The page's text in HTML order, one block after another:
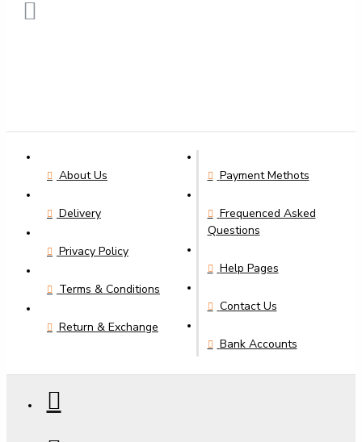
About Us
Delivery
Privacy Policy
Terms & Conditions
Return & Exchange
Payment Methots
Frequenced Asked
Questions
Help Pages
Contact Us
Bank Accounts